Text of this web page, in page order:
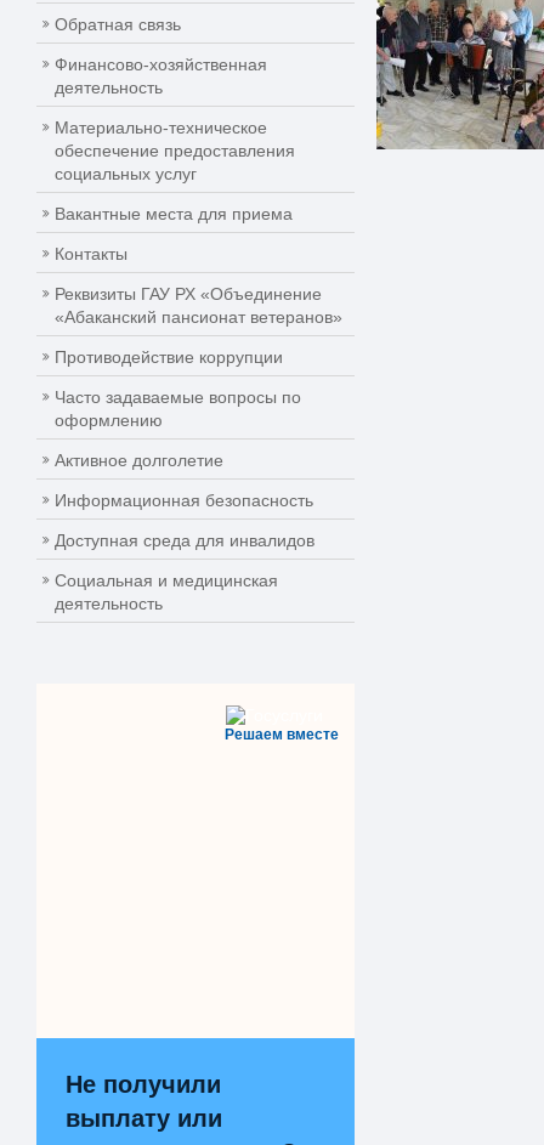
Обратная связь
Финансово-хозяйственная
деятельность
Материально-техническое
обеспечение предоставления
социальных услуг
Вакантные места для приема
Контакты
Реквизиты ГАУ РХ «Объединение
«Абаканский пансионат ветеранов»
Противодействие коррупции
Часто задаваемые вопросы по
оформлению
Активное долголетие
Информационная безопасность
Доступная среда для инвалидов
Социальная и медицинская
деятельность
Решаем вместе
Не получили
выплату или